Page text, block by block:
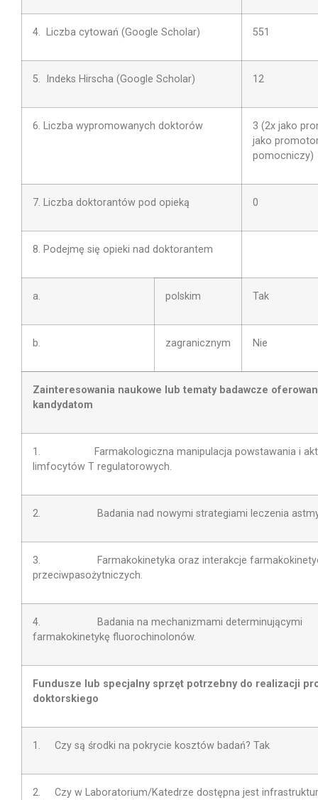
4. Liczba cytowań (Google Scholar) 551
5. Indeks Hirscha (Google Scholar) 12
6. Liczba wypromowanych doktorów
3 (2x jako
jako
pomocniczy)
7. Liczba doktorantów pod opieką 0
8. Podejmę się opieki nad doktorantem
a. polskim Tak
b. zagranicznym Nie
Zainteresowania naukowe lub tematy badawcze
kandydatom
1. Farmakologiczna manipulacja powstawania i
limfocytów T regulatorowych.
2. Badania nad nowymi strategiami leczenia astmy
3. Farmakokinetyka oraz interakcje
przeciwpasożytniczych.
4. Badania na mechanizmami determinującymi
farmakokinetykę fluorochinolonów.
Fundusze lub specjalny sprzęt potrzebny do realizacji
doktorskiego
1. Czy są środki na pokrycie kosztów badań? Tak
2. Czy w Laboratorium/Katedrze dostępna jest